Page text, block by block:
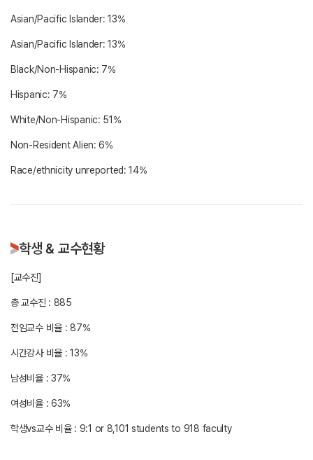
Asian/Pacific Islander: 13%
Asian/Pacific Islander: 13%
Black/Non-Hispanic: 7%
Hispanic: 7%
White/Non-Hispanic: 51%
Non-Resident Alien: 6%
학생 & 교수현황
[교수진]
총 교수진 : 885
전임교수 비율 : 87%
시간강사 비율 : 13%
남성비율 : 37%
여성비율 : 63%
학생vs교수 비율 : 9:1 or 8,101 students to 918 faculty